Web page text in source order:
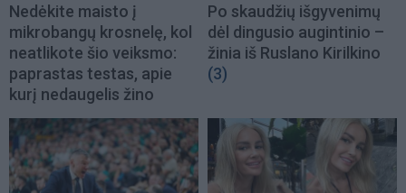
Nedėkite maisto į
mikrobangų krosnelę, kol
neatlikote šio veiksmo:
paprastas testas, apie
kurį nedaugelis žino
Po skaudžių išgyvenimų
dėl dingusio augintinio –
žinia iš Ruslano Kirilkino
(3)